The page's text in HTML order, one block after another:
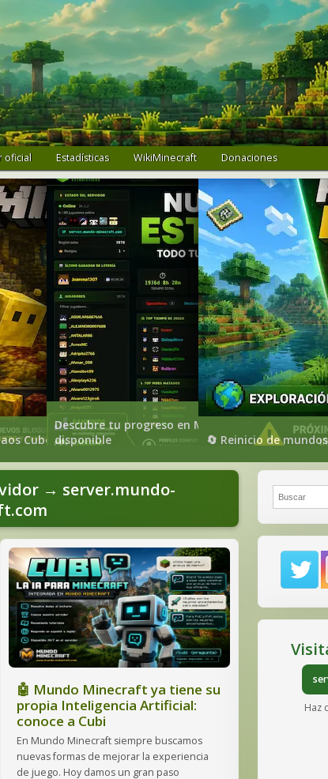
oficial Estadísticas WikiMinecraft Donaciones
Artificial: conoce a Cubi
Cubed: todas las novedades
Descubre tu progreso en Mundo-Minecraft:
disponible
🔄 Reinicio de
→ server.mundo-
🤖 Mundo Minecraft ya tiene su
propia Inteligencia Artificial:
conoce a Cubi
En Mundo Minecraft siempre buscamos
nuevas formas de mejorar la experiencia
de juego. Hoy damos un gran paso
Buscar
Haz